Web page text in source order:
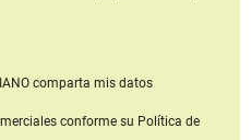
comparta mis datos
conforme su Política de